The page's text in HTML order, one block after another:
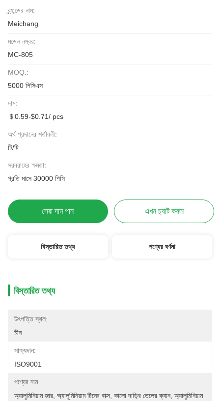
ব্র্যান্ডের নাম:
Meichang
মডেল নম্বর:
MC-805
MOQ.:
5000 পিসিএস
দাম:
＄0.59-$0.71/ pcs
অর্থ প্রদানের শর্তাবলী:
টি/টি
সরবরাহের ক্ষমতা:
প্রতি মাসে 30000 পিসি
সেরা দাম পান এখন চ্যাট করুন
বিস্তারিত তথ্য পণ্যের বর্ণনা
বিস্তারিত তথ্য
উৎপত্তি স্থল:
চীন
সাক্ষ্যদান:
ISO9001
পণ্যের নাম:
অ্যালুমিনিয়াম জার, অ্যালুমিনিয়াম টিনের বাক্স, কালো দাড়ির তেলের ক্যান, অ্যালুমিনিয়াম